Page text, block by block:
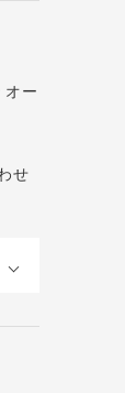
オー
せ